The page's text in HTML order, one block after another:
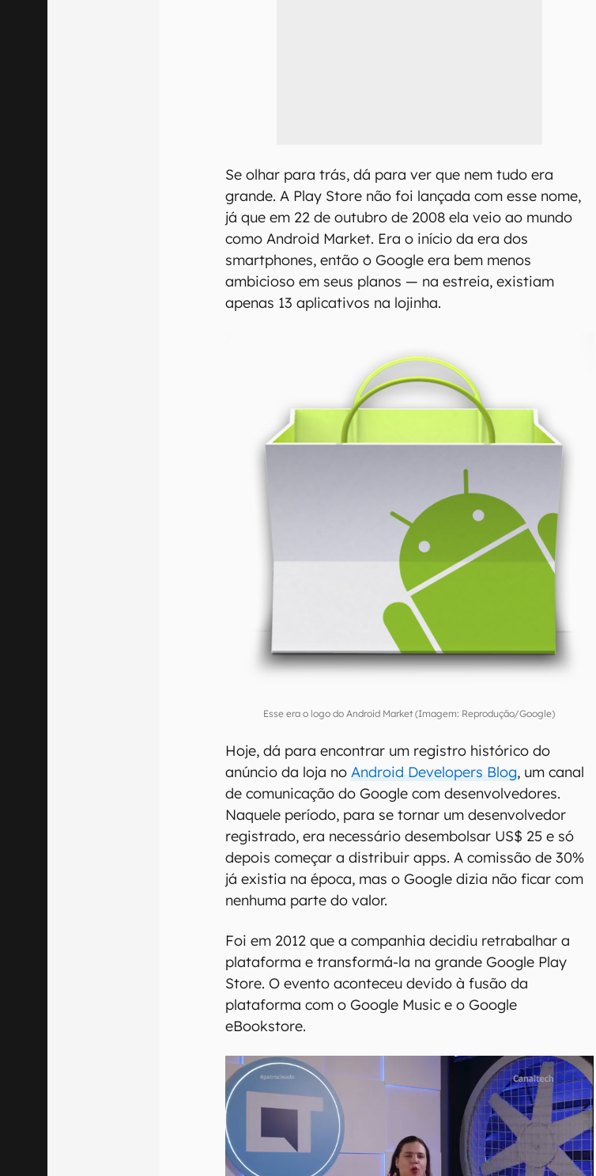
Se olhar para trás, dá para ver que nem tudo era
grande. A Play Store não foi lançada com esse nome,
já que em 22 de outubro de 2008 ela veio ao mundo
como Android Market. Era o início da era dos
smartphones, então o Google era bem menos
ambicioso em seus planos — na estreia, existiam
apenas 13 aplicativos na lojinha.
Esse era o logo do Android Market (Imagem: Reprodução/Google)
Hoje, dá para encontrar um registro histórico do
anúncio da loja noAndroid Developers Blog, um canal
de comunicação do Google com desenvolvedores.
Naquele período, para se tornar um desenvolvedor
registrado, era necessário desembolsar US$ 25 e só
depois começar a distribuir apps. A comissão de 30%
já existia na época, mas o Google dizia não ficar com
nenhuma parte do valor.
Foi em 2012 que a companhia decidiu retrabalhar a
plataforma e transformá-la na grande Google Play
Store. O evento aconteceu devido à fusão da
plataforma com o Google Music e o Google
eBookstore.